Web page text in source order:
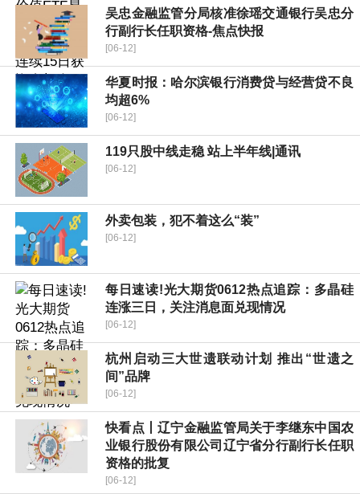
吴忠金融监管分局核准徐瑶交通银行吴忠分
行副行长任职资格-焦点快报
[06-12]
华夏时报：哈尔滨银行消费贷与经营贷不良
均超6%
[06-12]
119只股中线走稳 站上半年线|通讯
[06-12]
外卖包装，犯不着这么“装”
[06-12]
每日速读!光大期货0612热点追踪：多晶硅
连涨三日，关注消息面兑现情况
[06-12]
杭州启动三大世遗联动计划 推出“世遗之
间”品牌
[06-12]
快看点丨辽宁金融监管局关于李继东中国农
业银行股份有限公司辽宁省分行副行长任职
资格的批复
[06-12]